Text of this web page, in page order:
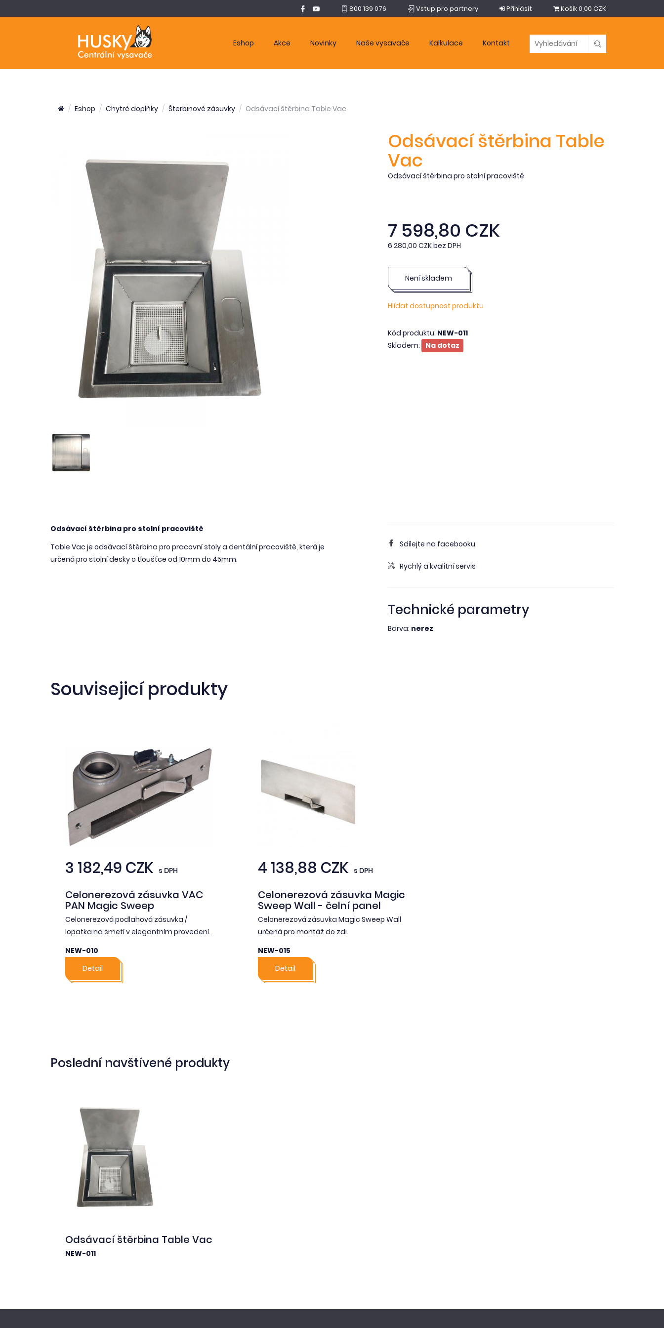
800 139 076 Vstup pro partnery Přihlásit Košík0,00 CZK
Eshop Akce Novinky Naše vysavače Kalkulace Kontakt
Eshop Chytré doplňky Šterbinové zásuvky Odsávací štěrbina Table Vac
Odsávací štěrbina Table
Vac
Odsávací štěrbina pro stolní pracoviště
7 598,80 CZK
6 280,00 CZK bez DPH
Není skladem
Hlídat dostupnost produktu
Kód produktu: NEW-011
Skladem:
Na dotaz
Odsávací štěrbina pro stolní pracoviště
Table Vac je odsávací štěrbina pro pracovní stoly a dentální pracoviště, která je
určená pro stolní desky o tloušťce od 10mm do 45mm.
Sdílejte na facebooku
Rychlý a kvalitní servis
Technické parametry
Barva: nerez
Souvisejicí produkty
3 182,49 CZK s DPH
Celonerezová zásuvka VAC
PAN Magic Sweep
Celonerezová podlahová zásuvka /
lopatka na smetí v elegantním provedení.
NEW-010
Detail
4 138,88 CZK s DPH
Celonerezová zásuvka Magic
Sweep Wall - čelní panel
Celonerezová zásuvka Magic Sweep Wall
určená pro montáž do zdi.
NEW-015
Detail
Poslední navštívené produkty
Odsávací štěrbina Table Vac
NEW-011